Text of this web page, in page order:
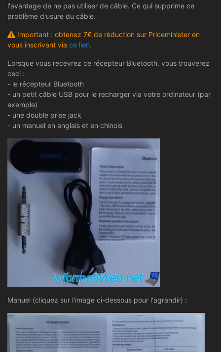
l'avantage de ne pas utiliser de câble. Ce qui supprime ce
problème d'usure du câble.
Important : obtenez 7€ de réduction sur Priceminister en
vous inscrivant via ce lien.
Lorsque vous recevrez ce récepteur Bluetooth, vous trouverez
ceci :
- le récepteur Bluetooth
- un petit câble USB pour le recharger via votre ordinateur (par
exemple)
- une double prise jack
- un manuel en anglais et en chinois
Manuel (cliquez sur l'image ci-dessous pour l'agrandir) :